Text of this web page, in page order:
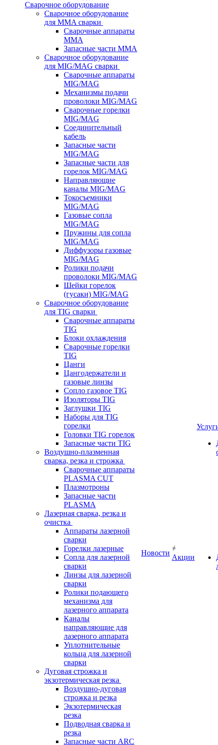
Сварочное оборудование
Сварочное оборудование
для MMA сварки
Сварочные аппараты
MMA
Запасные части MMA
Сварочное оборудование
для MIG/MAG сварки
Сварочные аппараты
MIG/MAG
Механизмы подачи
проволоки MIG/MAG
Сварочные горелки
MIG/MAG
Соединительный
кабель
Запасные части
MIG/MAG
Запасные части для
горелок MIG/MAG
Направляющие
каналы MIG/MAG
Токосъемники
MIG/MAG
Газовые сопла
MIG/MAG
Пружины для сопла
MIG/MAG
Диффузоры газовые
MIG/MAG
Ролики подачи
проволоки MIG/MAG
Шейки горелок
(гусаки) MIG/MAG
Сварочное оборудование
для TIG сварки
Сварочные аппараты
TIG
Блоки охлаждения
Сварочные горелки
TIG
Цанги
Цангодержатели и
газовые линзы
Сопло газовое TIG
Изоляторы TIG
Заглушки TIG
Наборы для TIG
горелки
Головки TIG горелок
Запасные части TIG
Воздушно-плазменная
сварка, резка и строжка
Сварочные аппараты
PLASMA CUT
Плазмотроны
Запасные части
PLASMA
Лазерная сварка, резка и
очистка
Аппараты лазерной
сварки
Горелки лазерные
Сопла для лазерной
сварки
Линзы для лазерной
сварки
Ролики подающего
механизма для
лазерного аппарата
Каналы
направляющие для
лазерного аппарата
Уплотнительные
кольца для лазерной
сварки
Дуговая строжка и
экзотермическая резка
Воздушно-дуговая
строжка и резка
Экзотермическая
резка
Подводная сварка и
резка
Запасные части ARC
Новости
Акции